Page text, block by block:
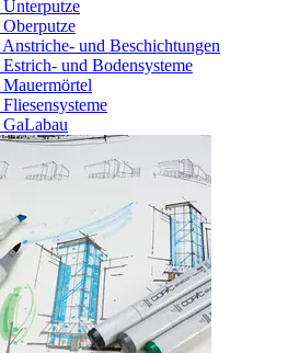
und Beschichtungen
und Bodensysteme